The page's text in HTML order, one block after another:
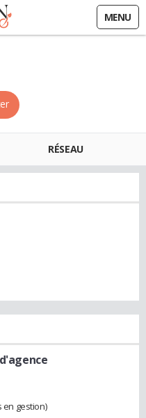
MENU
RÉSEAU
en gestion)